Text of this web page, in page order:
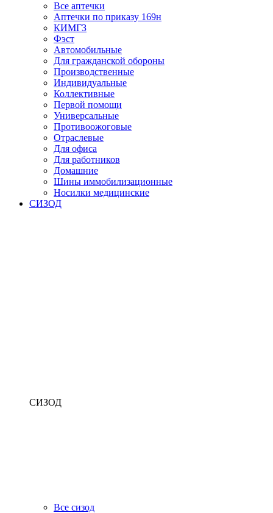
Все аптечки
Аптечки по приказу 169н
КИМГЗ
Фэст
Автомобильные
Для гражданской обороны
Производственные
Индивидуальные
Коллективные
Первой помощи
Универсальные
Противоожоговые
Отраслевые
Для офиса
Для работников
Домашние
Шины иммобилизационные
Носилки медицинские
СИЗОД
СИЗОД
Все сизод